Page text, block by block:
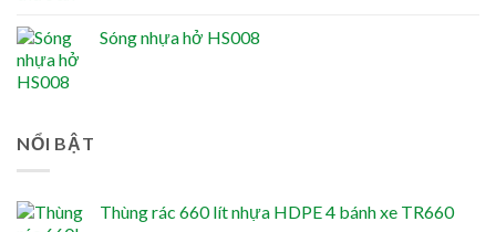
Sóng nhựa hở HS008
NỔI BẬT
Thùng rác 660 lít nhựa HDPE 4 bánh xe TR660